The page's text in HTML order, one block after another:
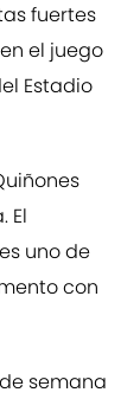
fuertes
el juego
Estadio
El
uno de
con
semana